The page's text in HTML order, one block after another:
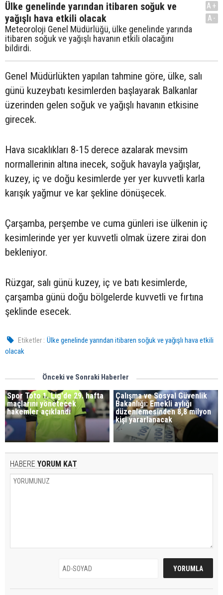
Ülke genelinde yarından itibaren soğuk ve
yağışlı hava etkili olacak
Meteoroloji Genel Müdürlüğü, ülke genelinde yarında
itibaren soğuk ve yağışlı havanın etkili olacağını
bildirdi.
A+
A-
Genel Müdürlükten yapılan tahmine göre, ülke, salı
günü kuzeybatı kesimlerden başlayarak Balkanlar
üzerinden gelen soğuk ve yağışlı havanın etkisine
girecek.
Hava sıcaklıkları 8-15 derece azalarak mevsim
normallerinin altına inecek, soğuk havayla yağışlar,
kuzey, iç ve doğu kesimlerde yer yer kuvvetli karla
karışık yağmur ve kar şekline dönüşecek.
Çarşamba, perşembe ve cuma günleri ise ülkenin iç
kesimlerinde yer yer kuvvetli olmak üzere zirai don
bekleniyor.
Rüzgar, salı günü kuzey, iç ve batı kesimlerde,
çarşamba günü doğu bölgelerde kuvvetli ve fırtına
şeklinde esecek.
Etiketler : Ülke genelinde yarından itibaren soğuk ve yağışlı hava etkili
olacak
Önceki ve Sonraki Haberler
Spor Toto 1. Lig'de 29. hafta
maçlarını yönetecek
hakemler açıklandı
Çalışma ve Sosyal Güvenlik
Bakanlığı: Emekli aylığı
düzenlemesinden 8,8 milyon
kişi yararlanacak
HABERE YORUM KAT